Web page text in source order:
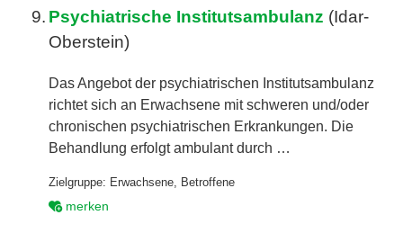
9. Psychiatrische Institutsambulanz (Idar-
Oberstein)
Das Angebot der psychiatrischen Institutsambulanz
richtet sich an Erwachsene mit schweren und/oder
chronischen psychiatrischen Erkrankungen. Die
Behandlung erfolgt ambulant durch …
Zielgruppe: Erwachsene Betroffene
merken